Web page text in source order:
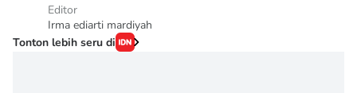
Editor
Irma ediarti mardiyah
Tonton lebih seru di